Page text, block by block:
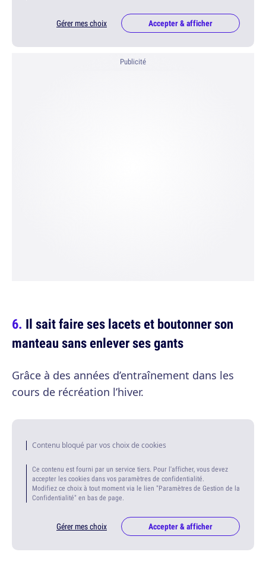
Gérer mes choix Accepter & afficher
Publicité
Il sait faire ses lacets et boutonner son
manteau sans enlever ses gants
Grâce à des années d’entraînement dans les
cours de récréation l’hiver.
Contenu bloqué par vos choix de cookies
Ce contenu est fourni par un service tiers. Pour l'afficher, vous devez
accepter les cookies dans vos paramètres de confidentialité.
Modifiez ce choix à tout moment via le lien "Paramètres de Gestion de la
Confidentialité" en bas de page.
Gérer mes choix Accepter & afficher